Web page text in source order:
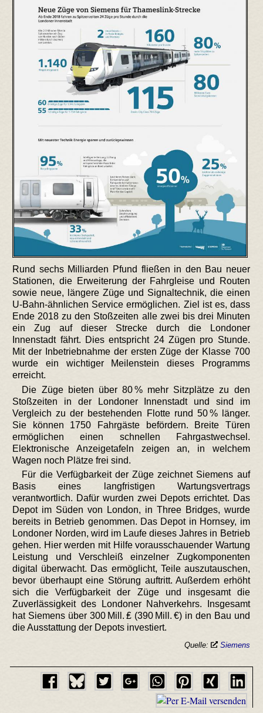
Rund sechs Milliarden Pfund fließen in den Bau neuer
Stationen, die Erweiterung der Fahrgleise und Routen
sowie neue, längere Züge und Signaltechnik, die einen
U-Bahn-ähnlichen Service ermöglichen. Ziel ist es, dass
Ende 2018 zu den Stoßzeiten alle zwei bis drei Minuten
ein Zug auf dieser Strecke durch die Londoner
Innenstadt fährt. Dies entspricht 24 Zügen pro Stunde.
Mit der Inbetriebnahme der ersten Züge der Klasse 700
wurde ein wichtiger Meilenstein dieses Programms
erreicht.
Die Züge bieten über 80 % mehr Sitzplätze zu den
Stoßzeiten in der Londoner Innenstadt und sind im
Vergleich zu der bestehenden Flotte rund 50 % länger.
Sie können 1750 Fahrgäste befördern. Breite Türen
ermöglichen einen schnellen Fahrgastwechsel.
Elektronische Anzeigetafeln zeigen an, in welchem
Wagen noch Plätze frei sind.
Für die Verfügbarkeit der Züge zeichnet Siemens auf
Basis eines langfristigen Wartungsvertrags
verantwortlich. Dafür wurden zwei Depots errichtet. Das
Depot im Süden von London, in Three Bridges, wurde
bereits in Betrieb genommen. Das Depot in Hornsey, im
Londoner Norden, wird im Laufe dieses Jahres in Betrieb
gehen. Hier werden mit Hilfe vorausschauender Wartung
Leistung und Verschleiß einzelner Zugkomponenten
digital überwacht. Das ermöglicht, Teile auszutauschen,
bevor überhaupt eine Störung auftritt. Außerdem erhöht
sich die Verfügbarkeit der Züge und insgesamt die
Zuverlässigkeit des Londoner Nahverkehrs. Insgesamt
hat Siemens über 300 Mill. ₤ (390 Mill. €) in den Bau und
die Ausstattung der Depots investiert.
Quelle: Siemens